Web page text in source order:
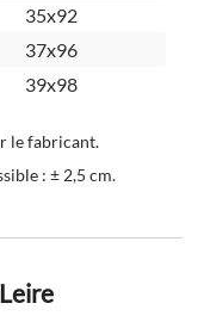
35x92
37x96
39x98
le fabricant.
: ± 2,5 cm.